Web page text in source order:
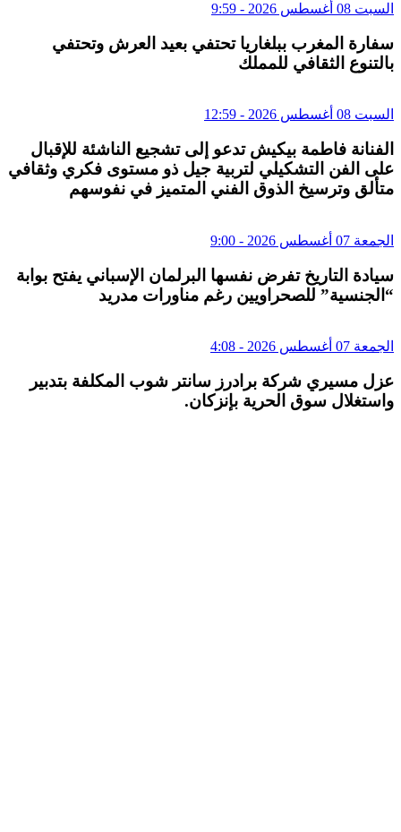
السبت 08 أغسطس 2026 - 9:59
سفارة المغرب ببلغاريا تحتفي بعيد العرش وتحتفي
بالتنوع الثقافي للمملك
السبت 08 أغسطس 2026 - 12:59
الفنانة فاطمة بيكيش تدعو إلى تشجيع الناشئة للإقبال
على الفن التشكيلي لتربية جيل ذو مستوى فكري وثقافي
متألق وترسيخ الذوق الفني المتميز في نفوسهم
الجمعة 07 أغسطس 2026 - 9:00
سيادة التاريخ تفرض نفسها البرلمان الإسباني يفتح بوابة
“الجنسية” للصحراويين رغم مناورات مدريد
الجمعة 07 أغسطس 2026 - 4:08
عزل مسيري شركة برادرز سانتر شوب المكلفة بتدبير
واستغلال سوق الحرية بإنزكان.